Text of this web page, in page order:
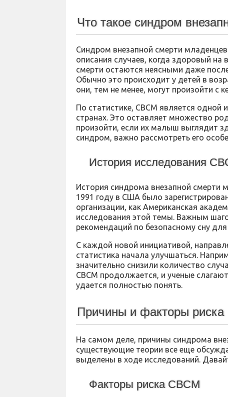
Что такое синдром
Синдром внезапной смерти
описания случаев, когда здоровый
смерти остаются неясными даже
Обычно это происходит у детей в
они, тем не менее, могут произойти с
По статистике, СВСМ является одной
странах. Это оставляет множество
произойти, если их малыш выглядит
синдром, важно рассмотреть его
История исследования
История синдрома внезапной смерти
1991 году в США было
организации, как Американская
исследования этой темы. Важным
рекомендаций по безопасному сну
С каждой новой инициативой,
статистика начала улучшаться.
значительно снизили количество
СВСМ продолжается, и ученые
удается полностью понять.
Причины и факторы риска
На самом деле, причины синдрома
существующие теории все еще
выделены в ходе исследований.
Факторы риска СВСМ